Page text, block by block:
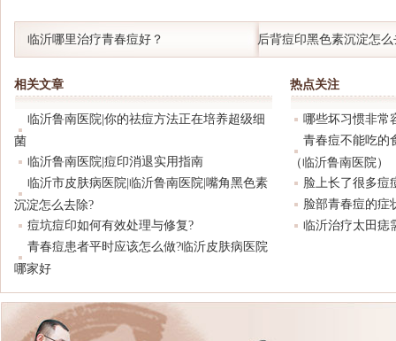
临沂哪里治疗青春痘好？ 后背痘印黑色素沉淀怎
相关文章
临沂鲁南医院|你的祛痘方法正在培养超级细
菌
临沂鲁南医院|痘印消退实用指南
临沂市皮肤病医院|临沂鲁南医院|嘴角黑色素
沉淀怎么去除?
痘坑痘印如何有效处理与修复?
青春痘患者平时应该怎么做?临沂皮肤病医院
哪家好
热点关注
哪些坏习惯非常
青春痘不能吃的
（临沂鲁南医院）
脸上长了很多痘
脸部青春痘的症
临沂治疗太田痣